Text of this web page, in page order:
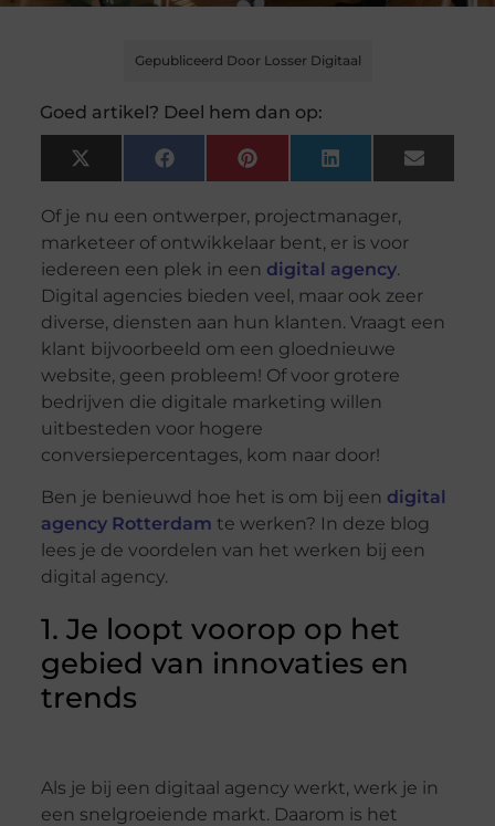
Gepubliceerd Door Losser Digitaal
Goed artikel? Deel hem dan op:
X
(Twitter)
FacebookPinterest LinkedIn Email
Of je nu een ontwerper, projectmanager,
marketeer of ontwikkelaar bent, er is voor
iedereen een plek in een digital agency.
Digital agencies bieden veel, maar ook zeer
diverse, diensten aan hun klanten. Vraagt ​​een
klant bijvoorbeeld om een ​​gloednieuwe
website, geen probleem! Of voor grotere
bedrijven die digitale marketing willen
uitbesteden voor hogere
conversiepercentages, kom naar door!
Ben je benieuwd hoe het is om bij een digital
agency Rotterdam te werken? In deze blog
lees je de voordelen van het werken bij een
digital agency.
1. Je loopt voorop op het
gebied van innovaties en
trends
Als je bij een digitaal agency werkt, werk je in
een snelgroeiende markt. Daarom is het